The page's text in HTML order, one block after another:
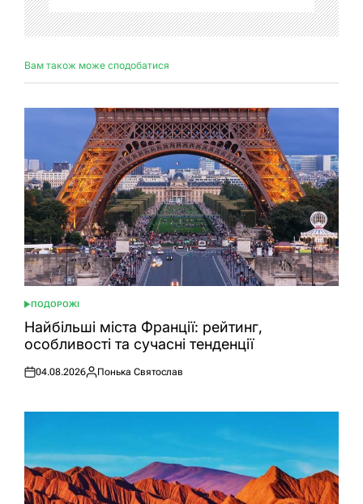
Вам також може сподобатися
ОПУБЛІКУВАТИ
У
ПОДОРОЖІ
Найбільші міста Франції: рейтинг,
особливості та сучасні тенденції
Оприлюднено
04.08.2026
Опубліковано
Понька Святослав